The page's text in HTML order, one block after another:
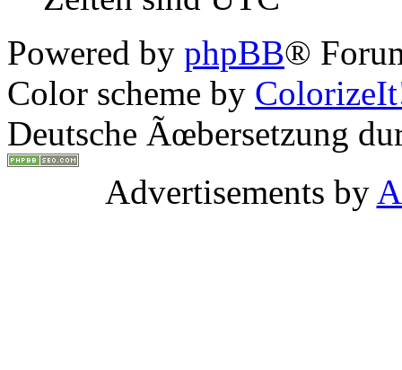
Powered by phpBB®
Color scheme by
Deutsche Ãœbersetzung
Advertisements by